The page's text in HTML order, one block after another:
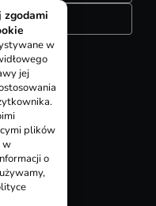
Łódź
zgodami
w
jej
plików
w
o